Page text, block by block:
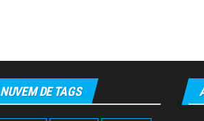
NUVEM DE TAGS